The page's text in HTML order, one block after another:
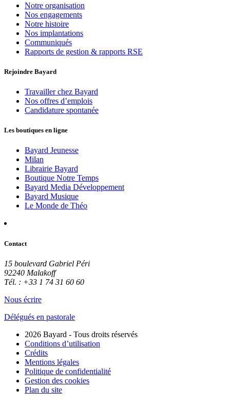
Notre organisation
Nos engagements
Notre histoire
Nos implantations
Communiqués
Rapports de gestion & rapports RSE
Rejoindre Bayard
Travailler chez Bayard
Nos offres d’emplois
Candidature spontanée
Les boutiques en ligne
Bayard Jeunesse
Milan
Librairie Bayard
Boutique Notre Temps
Bayard Media Développement
Bayard Musique
Le Monde de Théo
Contact
15 boulevard Gabriel Péri
92240 Malakoff
Tél. : +33 1 74 31 60 60
Nous écrire
Délégués en pastorale
2026 Bayard - Tous droits réservés
Conditions d’utilisation
Crédits
Mentions légales
Politique de confidentialité
Gestion des cookies
Plan du site